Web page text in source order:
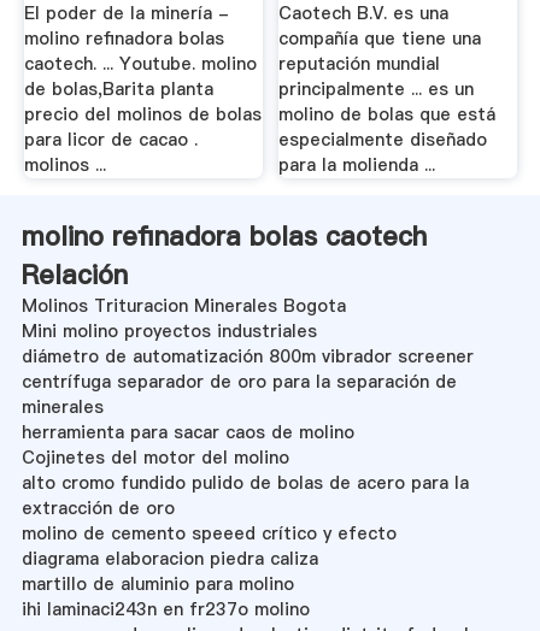
El poder de la minería -
molino refinadora bolas
caotech. ... Youtube. molino
de bolas,Barita planta
precio del molinos de bolas
para licor de cacao .
molinos ...
Caotech B.V. es una
compañía que tiene una
reputación mundial
principalmente ... es un
molino de bolas que está
especialmente diseñado
para la molienda ...
molino refinadora bolas caotech
Relación
Molinos Trituracion Minerales Bogota
Mini molino proyectos industriales
diámetro de automatización 800m vibrador screener
centrífuga separador de oro para la separación de
minerales
herramienta para sacar caos de molino
Cojinetes del motor del molino
alto cromo fundido pulido de bolas de acero para la
extracción de oro
molino de cemento speeed crítico y efecto
diagrama elaboracion piedra caliza
martillo de aluminio para molino
ihi laminaci243n en fr237o molino